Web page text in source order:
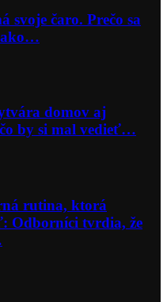
svoje čaro. Prečo sa
ako…
domov aj
by si mal vedieť…
rutina, ktorá
Odborníci tvrdia, že